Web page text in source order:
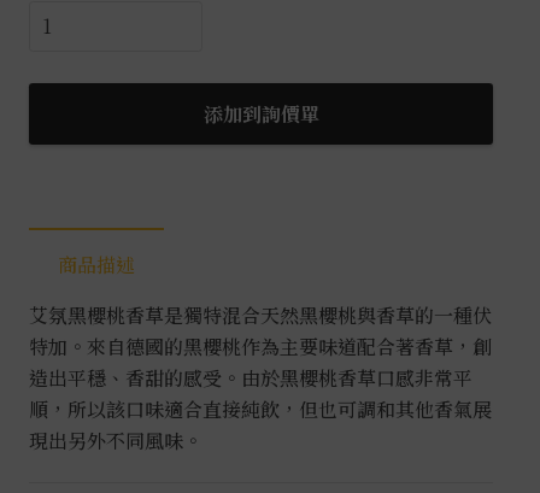
艾
黑
桃
伏
0.7L
數
量
添加到詢價單
商品描述
艾氛黑櫻桃香草是獨特混合天然黑櫻桃與香草的一種伏
特加。來自德國的黑櫻桃作為主要味道配合著香草，創
造出平穩、香甜的感受。由於黑櫻桃香草口感非常平
順，所以該口味適合直接純飲，但也可調和其他香氣展
現出另外不同風味。